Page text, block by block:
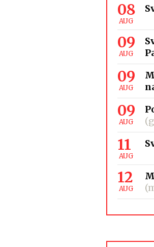
08
AUG
09
AUG
09
AUG
09
AUG
11
AUG
12
AUG